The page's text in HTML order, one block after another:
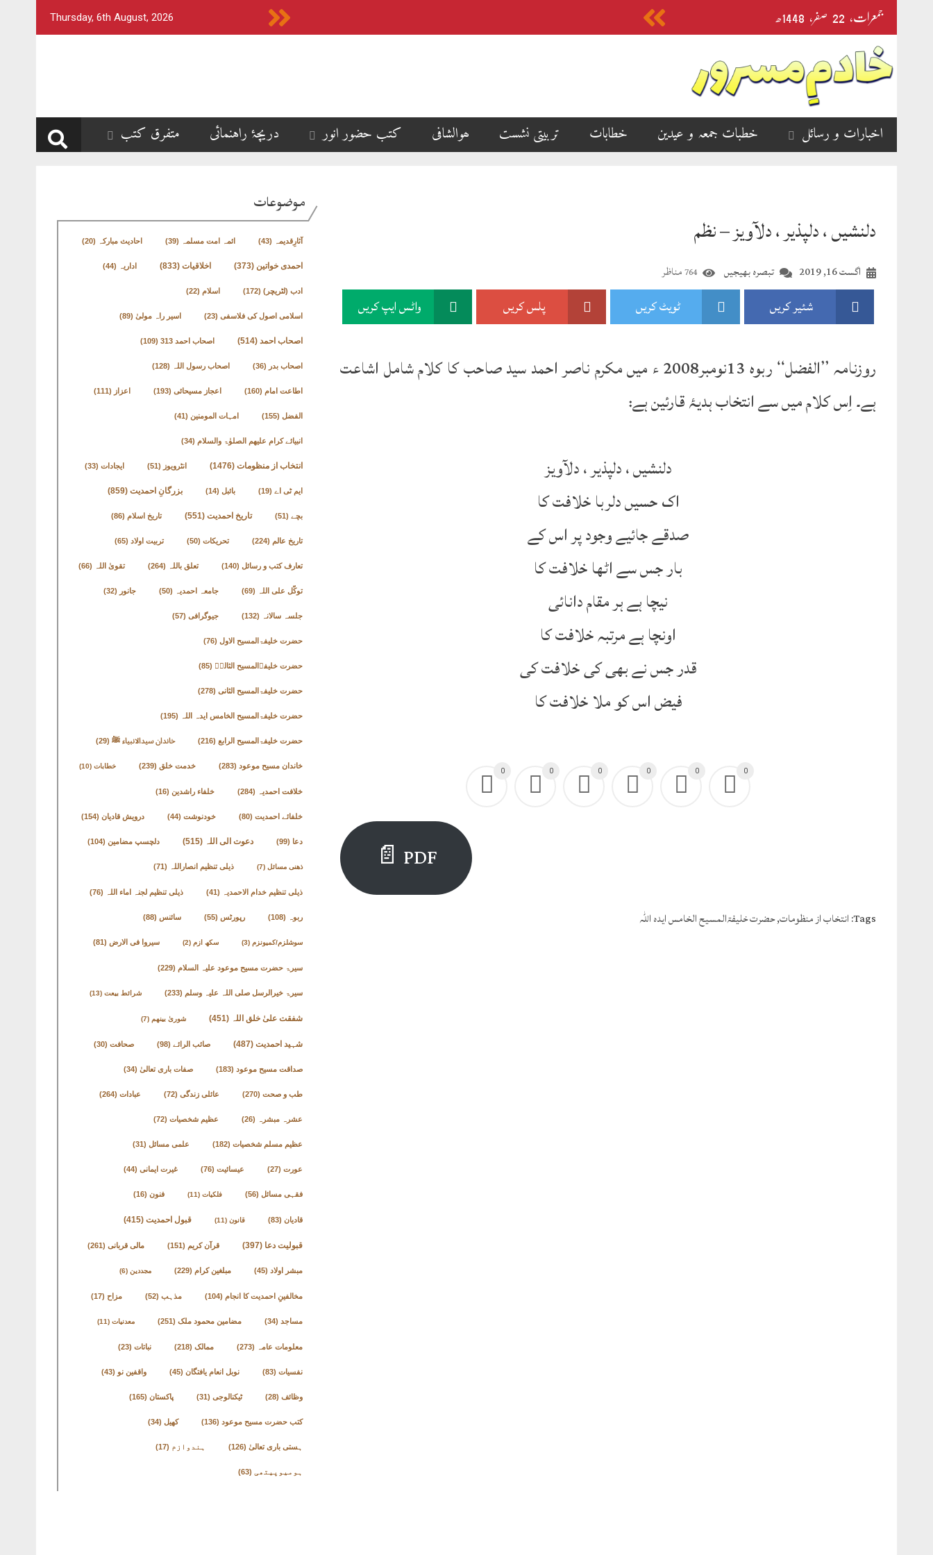
جمعرات‬‮، 22صفر‬، Thursday, 6th August, 2026
اخبارات و رسائل خطبات جمعہ و عیدین خطابات تربیتی نشست ھوالشافی کتب حضور انور دریچۂ راہنمائی متفرق کتب
موضوعات
آثارِقدیمہ (43) ائمہ امت مسلمہ (39) احادیث مبارکہ (20)
احمدی خواتین (373) اخلاقیات(833) اداریہ (44)
ادب (لٹریچر)(172) اسلام (22)
اسلامی اصول کی فلاسفی(23) اسیر راہ مولیٰ(89)
اصحاب احمد(514) اصحاب احمد 313 (109)
اصحاب بدر (36) اصحاب رسول اللہ (128)
اطاعت امام (160) اعجاز مسیحائی(193) اعزاز (111)
الفضل (155) امہات المومنین (41)
انبیائے کرام علیھم الصلوٰۃ والسلام (34)
انتخاب از منظومات(1476) انٹرویوز (51) ایجادات(33)
ایم ٹی اے(19) بائبل (14) بزرگانِ احمدیت(859)
بچے (51) تاریخ احمدیت(551) تاریخ اسلام (86)
تاریخ عالم (224) تحریکات(50) تربیت اولاد(65)
تعارف کتب و رسائل (140) تعلق باللہ (264) تقویٰ اللہ (66)
توکّل علی اللہ (69) جامعہ احمدیہ (50) جانور (32)
جلسہ سالانہ (132) جیوگرافی(57)
حضرت خلیفۃالمسیح الاول (76)
حضرت خلیفۃالمسیح الثالثؒ (85)
حضرت خلیفۃالمسیح الثانی(278)
حضرت خلیفۃالمسیح الخامس ایدہ اللہ (195)
حضرت خلیفۃالمسیح الرابع (216) خاندان سیدالانبیاء ﷺ(29)
خاندان مسیح موعود(283) خدمت خلق (239) خطابات(10)
خلافت احمدیہ (284) خلفاء راشدین (16)
خلفائے احمدیت(80) خودنوشت(44) درویش قادیان(154)
دعا (99) دعوت الی اللہ (515) دلچسپ مضامین (104)
ذھنی مسائل (7) ذیلی تنظیم انصاراللہ (71)
ذیلی تنظیم خدام الاحمدیہ (41) ذیلی تنظیم لجنہ اماء اللہ (76)
ربوہ (108) رپورٹس (55) سائنس (88)
سوشلزم/کمیونزم (3) سکھ ازم (2) سیروا فی الارض (81)
سیرۃ حضرت مسیح موعود علیہ السلام (229)
سیرۃ خیرالرسل صلی اللہ علیہ وسلم (233) شرائط بیعت(13)
شفقت علیٰ خلق اللہ (451) شوریٰ بینھم (7)
شہید احمدیت(487) صائب الرائے (98) صحافت(30)
صداقت مسیح موعود(183) صفات باری تعالیٰ(34)
طب و صحت(270) عائلی زندگی(72) عبادات(264)
عشرہ مبشرہ (26) عظیم شخصیات(72)
عظیم مسلم شخصیات(182) علمی مسائل (31)
عورت(27) عیسائیت(76) غیرت ایمانی(44)
فقہی مسائل (56) فلکیات(11) فنون(16)
قادیان(83) قانون(11) قبول احمدیت(415)
قبولیت دعا (397) قرآن کریم (151) مالی قربانی(261)
مبشر اولاد(45) مبلغین کرام (229) مجددین (6)
مخالفینِ احمدیت کا انجام (104) مذہب(52) مزاح(17)
مساجد(34) مضامین محمود ملک(251) معدنیات(11)
معلومات عامہ (273) ممالک(218) نباتات(23)
نفسیات(83) نوبل انعام یافتگان(45) واقفین نو (43)
وظائف(28) ٹیکنالوجی(31) پاکستان(165)
کتب حضرت مسیح موعود(136) کھیل (34)
ہستی باری تعالیٰ(126) ہندوازم (17)
ہومیوپیتھی (63)
دلنشیں ، دلپذیر ، دلآویز – نظم
تبصرہ بھیجیں اگست 16, 2019 764مناظر
شئیر کریں ٹویٹ کریں پلس کریں واٹس ایپ کریں
روزنامہ ’’الفضل‘‘ ربوہ 13نومبر2008 ء میں مکرم ناصر احمد سید صاحب کا کلام شامل اشاعت
ہے۔ اِس کلام میں سے انتخاب ہدیۂ قارئین ہے:
دلنشیں ، دلپذیر ، دلآویز
اک حسیں دلربا خلافت کا
صدقے جائیے وجود پر اس کے
بار جس سے اٹھا خلافت کا
نیچا ہے ہر مقام دانائی
اونچا ہے مرتبہ خلافت کا
قدر جس نے بھی کی خلافت کی
فیض اس کو ملا خلافت کا
0 0 0 0 0 0
PDF 📄
Tags: انتخاب از منظومات,حضرت خلیفۃالمسیح الخامس ایدہ اللہ